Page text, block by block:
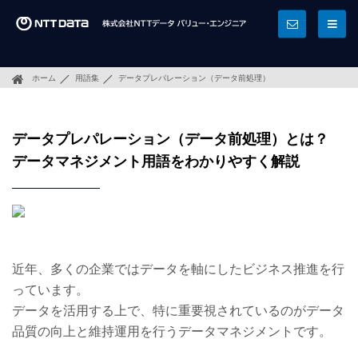
ホーム 用語集 データプレパレーション（データ前処理）
データプレパレーション（データ前処理）とは？
データマネジメント用語をわかりやすく解説
近年、多くの企業ではデータを軸にしたビジネス推進を行
っています。
データを活用する上で、特に重要視されているのがデータ
品質の向上と維持運用を行うデータマネジメントです。